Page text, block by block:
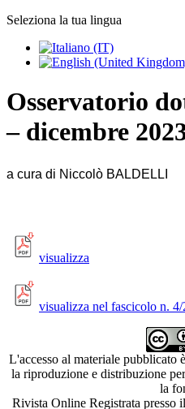
Seleziona la tua lingua
Osservatorio
– dicembre
a cura di Niccolò BALDELLI
visualizza
visualizza nel fascicolo n.
L'accesso al materiale pubblicato
la riproduzione e distribuzione
la
Rivista Online Registrata presso